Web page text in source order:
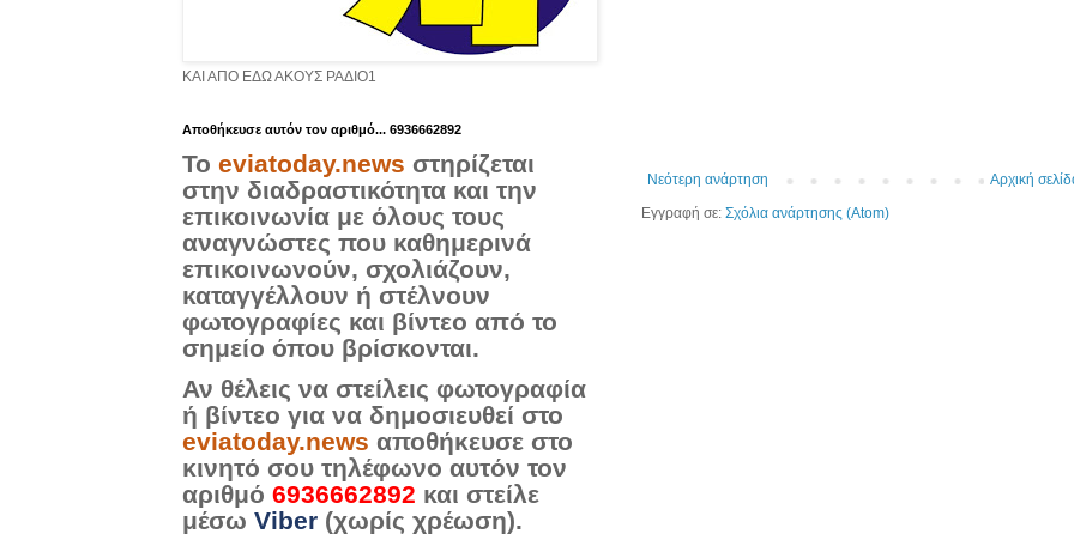
Νεότερη ανάρτηση
Αρχική
Εγγραφή σε: Σχόλια ανάρτησης (Atom)
ΚΑΙ ΑΠΟ ΕΔΩ ΑΚΟΥΣ ΡΑΔΙΟ1
Aποθήκευσε αυτόν τον αριθμό... 6936662892
Το eviatoday.news στηρίζεται
στην διαδραστικότητα και την
επικοινωνία με όλους τους
αναγνώστες που καθημερινά
επικοινωνούν, σχολιάζουν,
καταγγέλλουν ή στέλνουν
φωτογραφίες και βίντεο από το
σημείο όπου βρίσκονται.
Αν θέλεις να στείλεις φωτογραφία
ή βίντεο για να δημοσιευθεί στο
eviatoday.news αποθήκευσε στο
κινητό σου τηλέφωνο αυτόν τον
αριθμό 6936662892 και στείλε
μέσω Viber (χωρίς χρέωση).